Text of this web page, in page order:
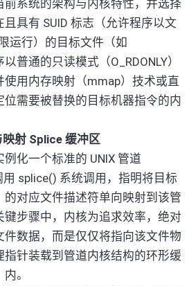
系统的架构与内核特性，并选择
具有 SUID 标志（允许程序以文
运行）的目标文件（如
普通的只读模式（O_RDONLY）
使用内存映射（mmap）技术或直
需要被替换的目标机器指令的内
射 Splice 缓冲区
化一个标准的 UNIX 管道
用 splice() 系统调用，指明将目标
对应文件描述符单向映射到该管
步骤中，内核为追求效率，绝对
件数据，而是仅仅将指向该文件物
针装载到管道内核结构的环形缓
。